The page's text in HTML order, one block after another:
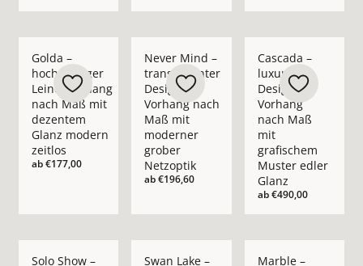
Golda –
hochwertiger
Leinenvorhang
nach Maß mit
dezentem
Glanz modern
zeitlos
ab€177,00
Never Mind –
transparenter
Design-
Vorhang nach
Maß mit
moderner
grober
Netzoptik
ab€196,60
Cascada –
luxuriöser
Design-
Vorhang
nach Maß
mit
grafischem
Muster edler
Glanz
ab€490,00
Solo Show –
Swan Lake –
Marble –